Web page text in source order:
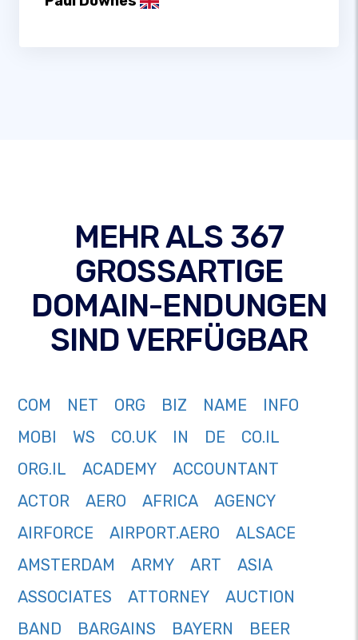
MEHR ALS 367
GROSSARTIGE
DOMAIN-ENDUNGEN
SIND VERFÜGBAR
COM NET ORG BIZ NAME
INFO
MOBI
WS CO.UK IN DE
CO.IL
ORG.IL
ACADEMY
ACCOUNTANT
ACTOR
AERO AFRICA
AGENCY
AIRFORCE
AIRPORT.AERO
ALSACE
AMSTERDAM
ARMY ART
ASIA
ASSOCIATES
ATTORNEY
AUCTION
BAND
BARGAINS BAYERN
BEER